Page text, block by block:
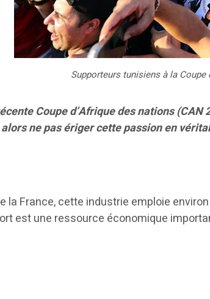
Supporteurs tunisiens à la
Coupe d’Afrique des nations
ne pas ériger cette passion en
la France, cette industrie emploie
est une ressource économique